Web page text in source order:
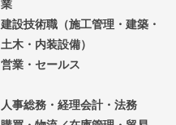
業
建設技術職（施工管理・建築・
土木・内装設備）
営業・セールス
人事総務・経理会計・法務